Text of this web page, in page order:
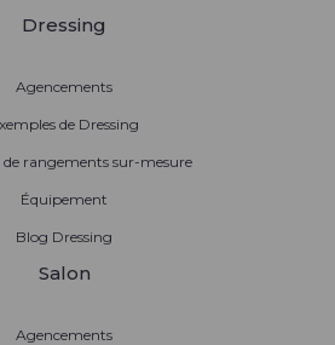
Dressing
Agencements
de Dressing
de rangements sur-mesure
Équipement
Blog Dressing
Salon
Agencements